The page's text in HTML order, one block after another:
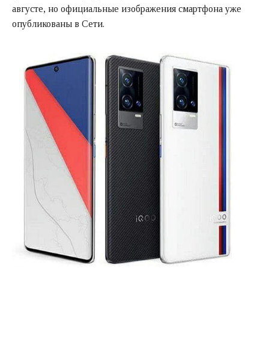
августе, но официальные изображения смартфона уже
опубликованы в Сети.